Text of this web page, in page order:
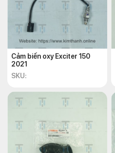
Cảm biến oxy Exciter 150
2021
SKU: